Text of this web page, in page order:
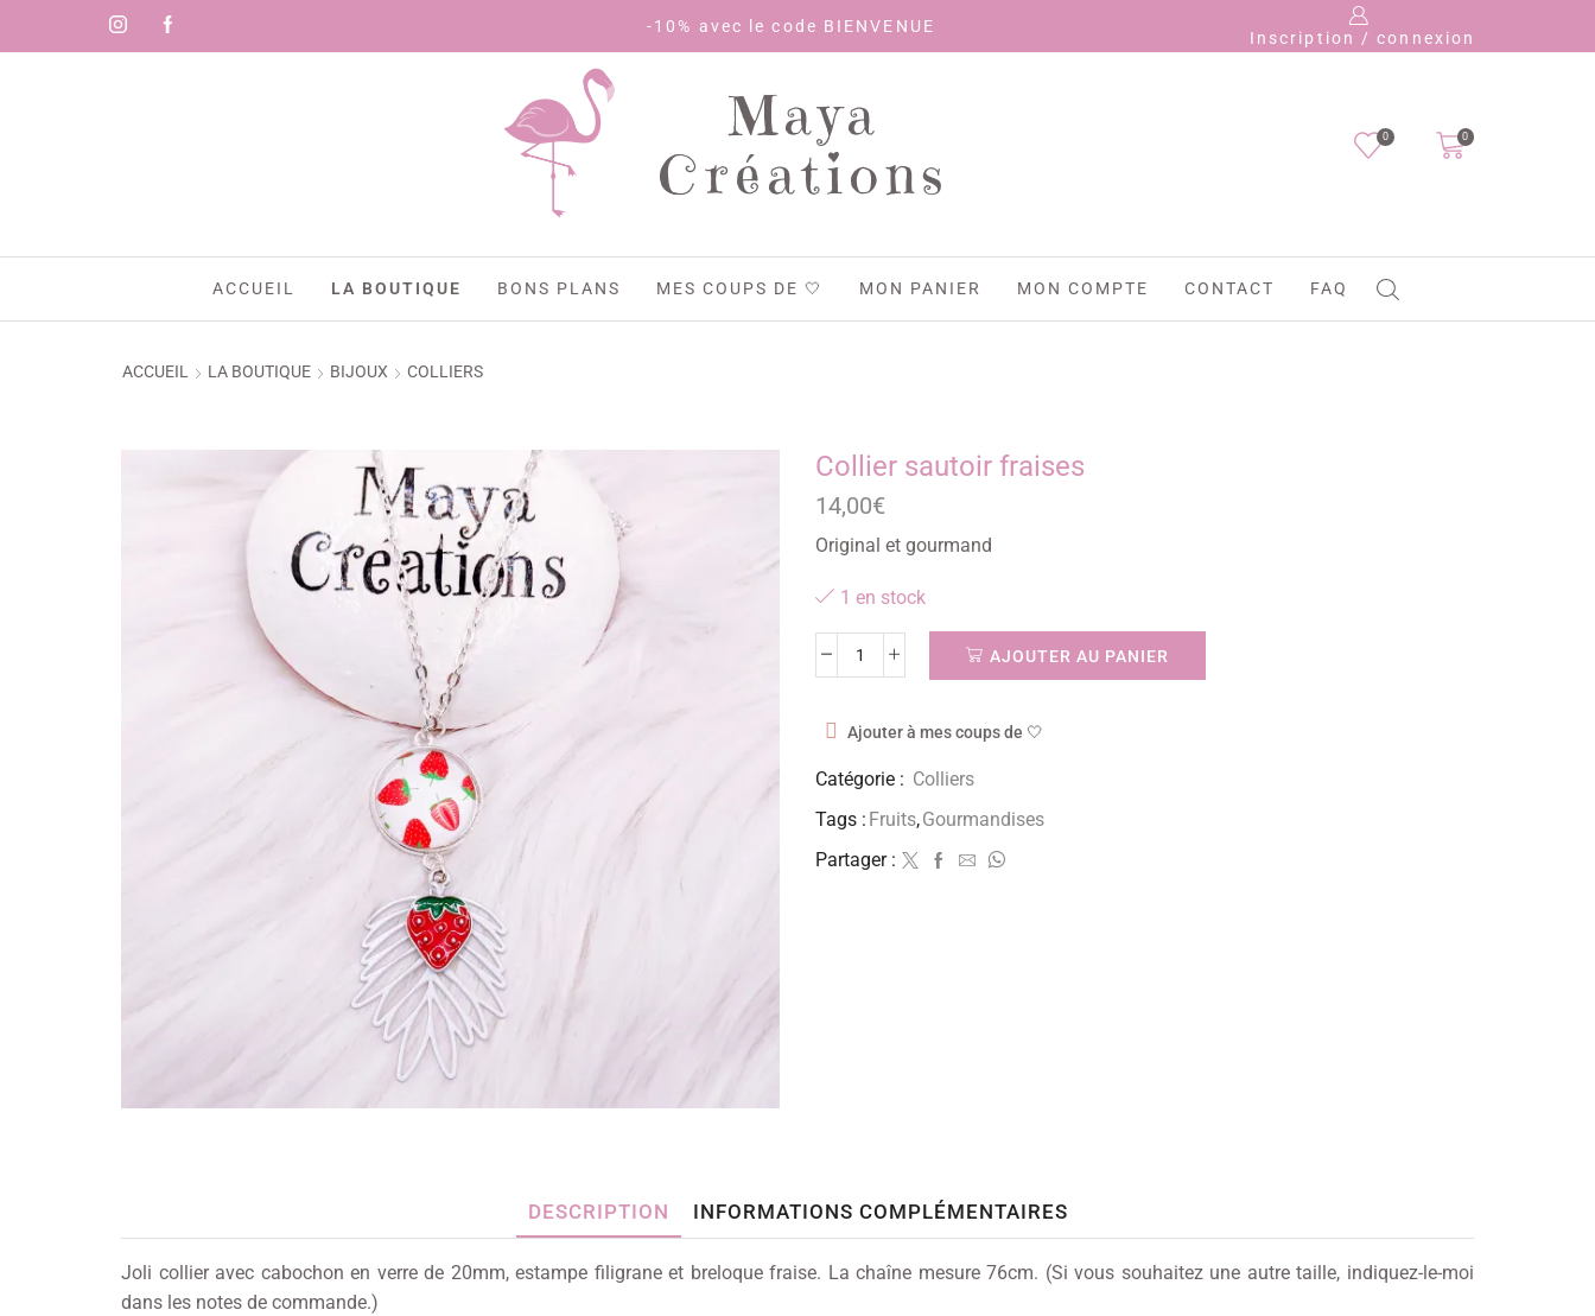
-10% avec le code BIENVENUE Payez en 4 fois
Inscription / connexion
Maya
Créations
0 0
ACCUEIL LA BOUTIQUE BONS PLANS MES COUPS DE 🤍 MON PANIER MON COMPTE CONTACT FAQ
ACCUEIL LA BOUTIQUE BIJOUX COLLIERS
Collier sautoir fraises
14,00€
Original et gourmand
1 en stock
AJOUTER AU PANIER
Ajouter à mes coups de 🤍
Catégorie : Colliers
Tags : Fruits,Gourmandises
Partager :
DESCRIPTION INFORMATIONS COMPLÉMENTAIRES
Joli collier avec cabochon en verre de 20mm, estampe filigrane et breloque fraise. La chaîne mesure 76cm. (Si vous souhaitez une autre taille, indiquez-le-moi
dans les notes de commande.)